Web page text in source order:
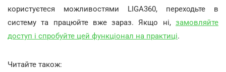
користуєтеся можливостями LIGA360, переходьте в
систему та працюйте вже зараз. Якщо ні, замовляйте
доступ і спробуйте цей функціонал на практиці.
Читайте також: